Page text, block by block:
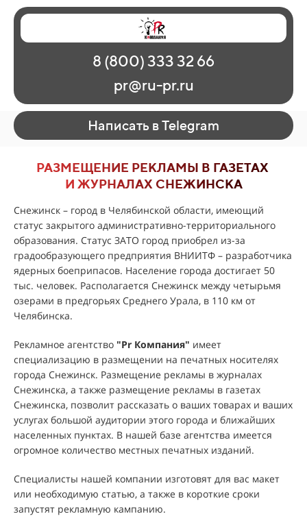
Главная
Наши работы
О рекламе
Регионы
Контакты
8 (800) 333 32 66
pr@ru-pr.ru
Написать в Telegram
РАЗМЕЩЕНИЕ РЕКЛАМЫ В ГАЗЕТАХ
И ЖУРНАЛАХ СНЕЖИНСКА
Снежинск – город в Челябинской области, имеющий
статус закрытого административно-территориального
образования. Статус ЗАТО город приобрел из-за
градообразующего предприятия ВНИИТФ – разработчика
ядерных боеприпасов. Население города достигает 50
тыс. человек. Располагается Снежинск между четырьмя
озерами в предгорьях Среднего Урала, в 110 км от
Челябинска.
Рекламное агентство "Pr Компания" имеет
специализацию в размещении на печатных носителях
города Снежинск. Размещение рекламы в журналах
Снежинска, а также размещение рекламы в газетах
Снежинска, позволит рассказать о ваших товарах и ваших
услугах большой аудитории этого города и ближайших
населенных пунктах. В нашей базе агентства имеется
огромное количество местных печатных изданий.
Специалисты нашей компании изготовят для вас макет
или необходимую статью, а также в короткие сроки
запустят рекламную кампанию.